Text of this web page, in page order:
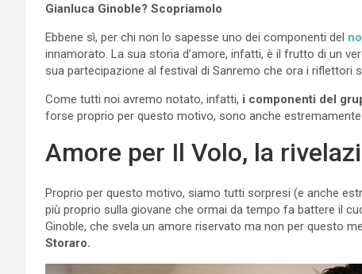
Gianluca Ginoble? Scopriamolo
Ebbene sì, per chi non lo sapesse uno dei componenti del
innamorato. La sua storia d’amore, infatti, è il frutto di un
sua partecipazione al festival di Sanremo che ora i riflettori
Come tutti noi avremo notato, infatti, i componenti del
forse proprio per questo motivo, sono anche
Amore per Il Volo, la
Proprio per questo motivo, siamo tutti sorpresi (e anche
più proprio sulla giovane che ormai da tempo fa battere il
Ginoble, che svela un amore riservato ma non per questo
Storaro.